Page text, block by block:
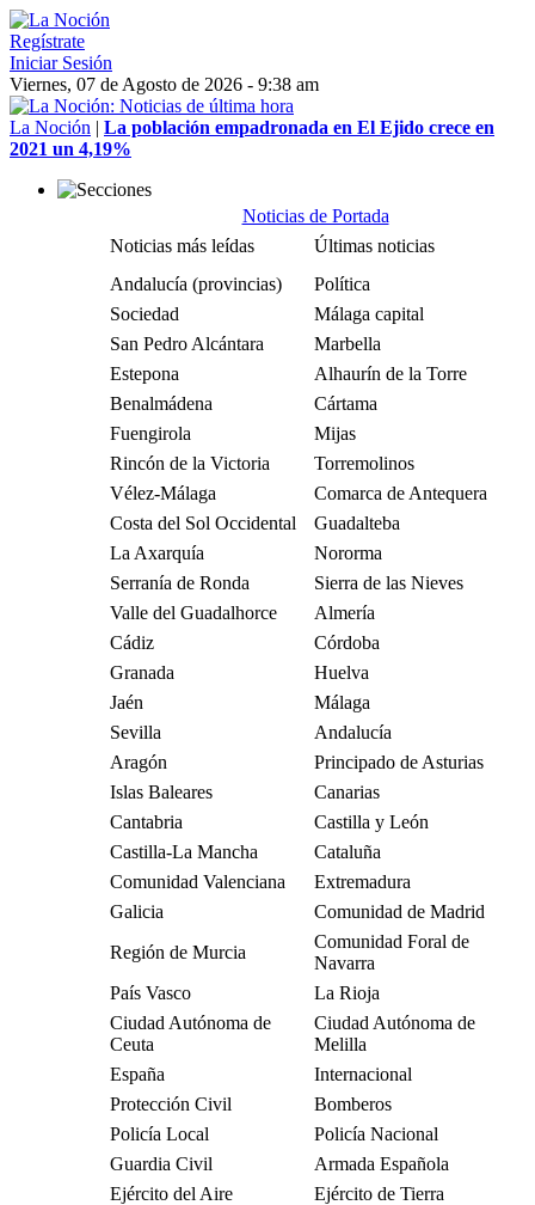
Regístrate
Iniciar Sesión
Viernes, 07 de Agosto de 2026 - 9:38 am
La Noción | La población empadronada en El Ejido crece en
2021 un 4,19%
Noticias de Portada
Noticias más leídas
Últimas noticias
Andalucía (provincias)
Política
Sociedad
Málaga capital
San Pedro Alcántara
Marbella
Estepona
Alhaurín de la Torre
Benalmádena
Cártama
Fuengirola
Mijas
Rincón de la Victoria
Torremolinos
Vélez-Málaga
Comarca de Antequera
Costa del Sol Occidental
Guadalteba
La Axarquía
Nororma
Serranía de Ronda
Sierra de las Nieves
Valle del Guadalhorce
Almería
Cádiz
Córdoba
Granada
Huelva
Jaén
Málaga
Sevilla
Andalucía
Aragón
Principado de Asturias
Islas Baleares
Canarias
Cantabria
Castilla y León
Castilla-La Mancha
Cataluña
Comunidad Valenciana
Extremadura
Galicia
Comunidad de Madrid
Región de Murcia
Comunidad Foral de
Navarra
País Vasco
La Rioja
Ciudad Autónoma de
Ceuta
Ciudad Autónoma de
Melilla
España
Internacional
Protección Civil
Bomberos
Policía Local
Policía Nacional
Guardia Civil
Armada Española
Ejército del Aire
Ejército de Tierra